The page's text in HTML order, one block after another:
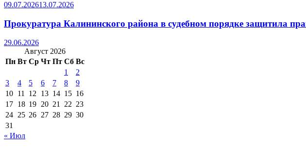
09.07.202613.07.2026
Прокуратура Калининского района в судебном порядке защитила
29.06.2026
Август 2026
Пн Вт Ср Чт Пт Сб Вс
1
2
3
4 5 6 7 8
9
10 11 12 13 14 15 16
17 18 19 20 21 22 23
24 25 26 27 28 29 30
31
« Июл